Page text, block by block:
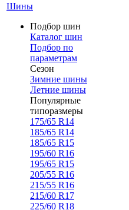
Шины
Подбор шин
Каталог шин
Подбор по
параметрам
Сезон
Зимние шины
Летние шины
Популярные
типоразмеры
175/65 R14
185/65 R14
185/65 R15
195/60 R16
195/65 R15
205/55 R16
215/55 R16
215/60 R17
225/60 R18